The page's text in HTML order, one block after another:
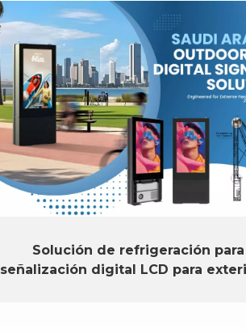
Solución de refrigeración para
señalización digital LCD para